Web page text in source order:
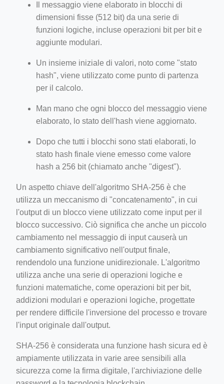
Il messaggio viene elaborato in blocchi di
dimensioni fisse (512 bit) da una serie di
funzioni logiche, incluse operazioni bit per bit e
aggiunte modulari.
Un insieme iniziale di valori, noto come "stato
hash", viene utilizzato come punto di partenza
per il calcolo.
Man mano che ogni blocco del messaggio viene
elaborato, lo stato dell'hash viene aggiornato.
Dopo che tutti i blocchi sono stati elaborati, lo
stato hash finale viene emesso come valore
hash a 256 bit (chiamato anche "digest").
Un aspetto chiave dell'algoritmo SHA-256 è che
utilizza un meccanismo di "concatenamento", in cui
l'output di un blocco viene utilizzato come input per il
blocco successivo. Ciò significa che anche un piccolo
cambiamento nel messaggio di input causerà un
cambiamento significativo nell'output finale,
rendendolo una funzione unidirezionale. L'algoritmo
utilizza anche una serie di operazioni logiche e
funzioni matematiche, come operazioni bit per bit,
addizioni modulari e operazioni logiche, progettate
per rendere difficile l'inversione del processo e trovare
l'input originale dall'output.
SHA-256 è considerata una funzione hash sicura ed è
ampiamente utilizzata in varie aree sensibili alla
sicurezza come la firma digitale, l'archiviazione delle